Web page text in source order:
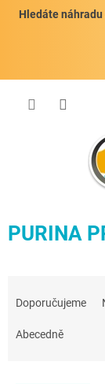
Hledáte
PURINA
Doporučujeme
Abecedně